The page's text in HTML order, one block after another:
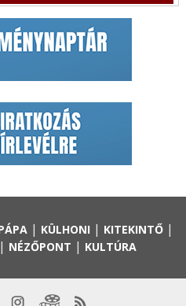
| KÜLHONI | KITEKINTŐ|
| NÉZŐPONT | KULTÚRA